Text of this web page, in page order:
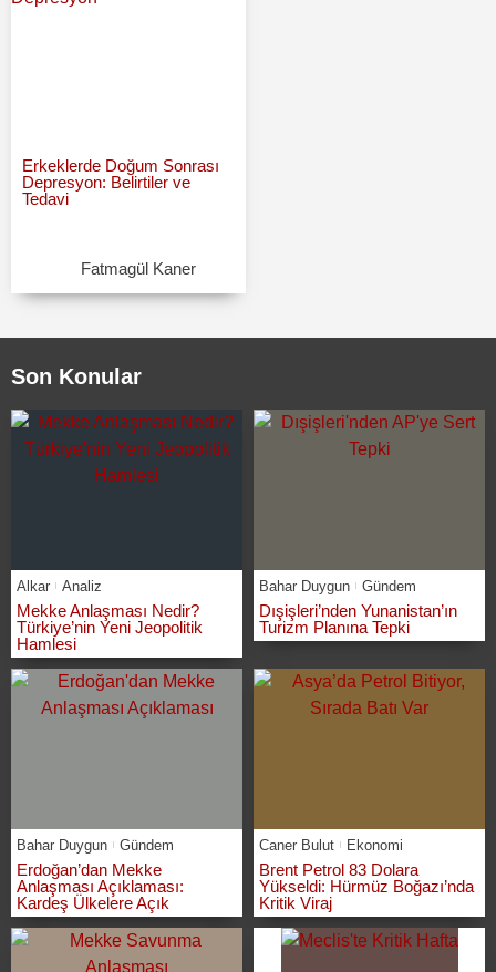
Erkeklerde Doğum Sonrası
Depresyon: Belirtiler ve
Tedavi
Fatmagül Kaner
Son Konular
Alkar Analiz
Mekke Anlaşması Nedir?
Türkiye’nin Yeni Jeopolitik
Hamlesi
Bahar Duygun Gündem
Dışişleri’nden Yunanistan’ın
Turizm Planına Tepki
Bahar Duygun Gündem
Erdoğan’dan Mekke
Anlaşması Açıklaması:
Kardeş Ülkelere Açık
Caner Bulut Ekonomi
Brent Petrol 83 Dolara
Yükseldi: Hürmüz Boğazı’nda
Kritik Viraj